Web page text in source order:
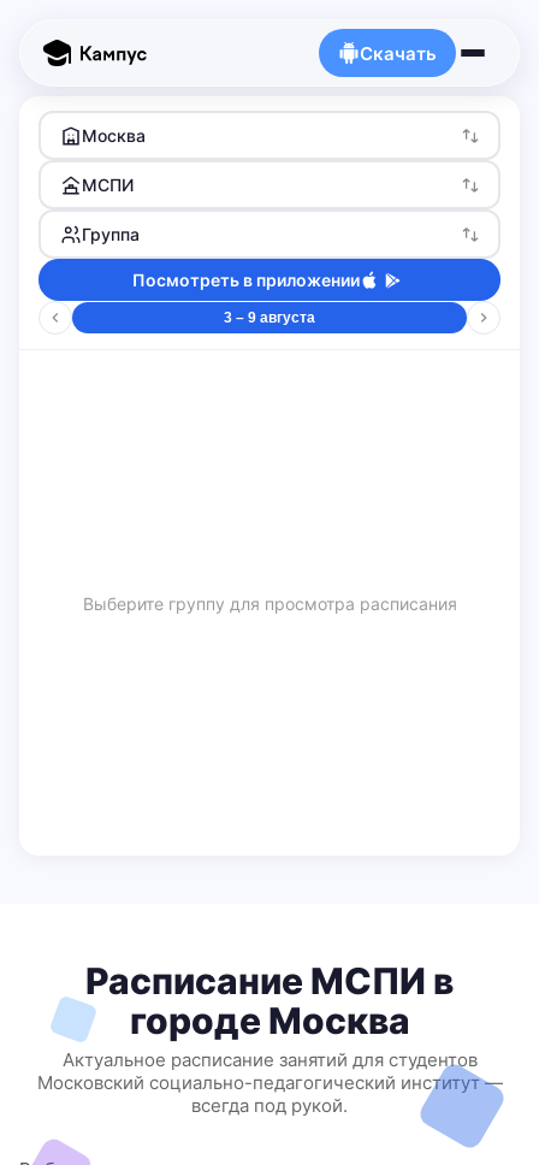
Скачать
Москва
МСПИ
Группа
Посмотреть в приложении
3 – 9 августа
Выберите группу для просмотра расписания
Расписание МСПИ в
городе Москва
Актуальное расписание занятий для студентов
Московский социально-педагогический институт —
всегда под рукой.